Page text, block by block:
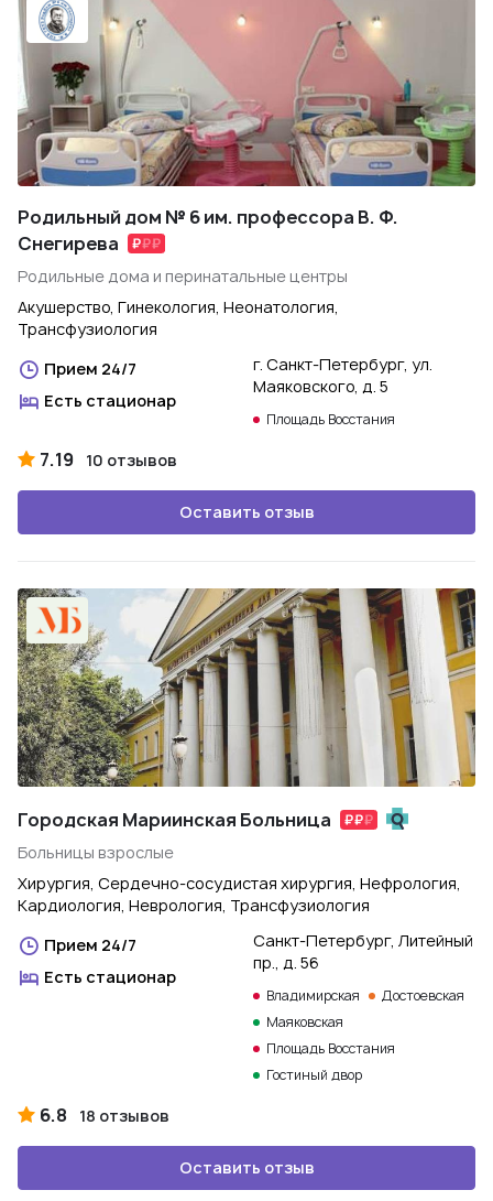
Родильный дом № 6 им. профессора В. Ф.
Снегирева
Родильные дома и перинатальные центры
Акушерство, Гинекология, Неонатология,
Трансфузиология
Прием 24/7
Есть стационар
г. Санкт-Петербург, ул.
Маяковского, д. 5
Площадь Восстания
7.19 10 отзывов
Оставить отзыв
Городская Мариинская Больница
Больницы взрослые
Хирургия, Сердечно-сосудистая хирургия, Нефрология,
Кардиология, Неврология, Трансфузиология
Прием 24/7
Есть стационар
Санкт-Петербург, Литейный
пр., д. 56
Владимирская
Достоевская
Маяковская
Площадь Восстания
Гостиный двор
6.8 18 отзывов
Оставить отзыв